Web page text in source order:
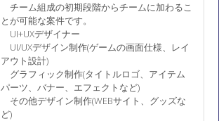
チーム組成の初期段階からチームに加わるこ
とが可能な案件です。
UI+UXデザイナー
UI/UXデザイン制作(ゲームの画面仕様、レイ
アウト設計)
グラフィック制作(タイトルロゴ、アイテム
パーツ、バナー、エフェクトなど)
その他デザイン制作(WEBサイト、グッズな
ど)